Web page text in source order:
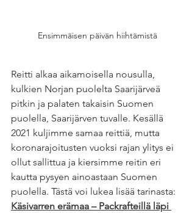
Ensimmäisen päivän hiihtämistä
Reitti alkaa aikamoisella nousulla,
kulkien Norjan puolelta Saarijärveä
pitkin ja palaten takaisin Suomen
puolella, Saarijärven tuvalle. Kesällä
2021 kuljimme samaa reittiä, mutta
koronarajoitusten vuoksi rajan ylitys ei
ollut sallittua ja kiersimme reitin eri
kautta pysyen ainoastaan Suomen
puolella. Tästä voi lukea lisää tarinasta:
Käsivarren erämaa – Packrafteillä läpi